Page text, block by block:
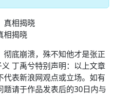
相揭晓
底崩溃，殊不知他才是张正
丁禹兮特别声明：以上文章
表新浪网观点或立场。如有
请于作品发表后的30日内与